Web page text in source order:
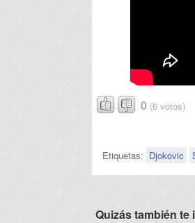
0 (6 votos)
Etiquetas: Djokovic
Quizás también te